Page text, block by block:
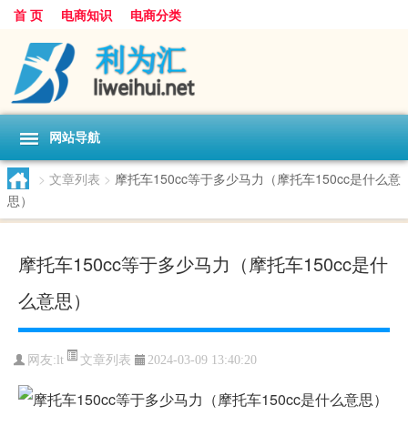
首 页 电商知识 电商分类
网站导航
> 文章列表 > 摩托车150cc等于多少马力（摩托车150cc是什么意
思）
摩托车150cc等于多少马力（摩托车150cc是什
么意思）
网友: lt 文章列表 2024-03-09 13:40:20